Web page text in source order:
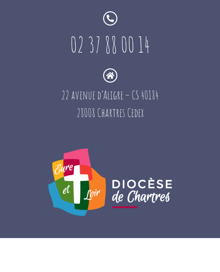
02 37 88 00 14
22 avenue d’Aligre – CS 40184
28008 Chartres Cedex